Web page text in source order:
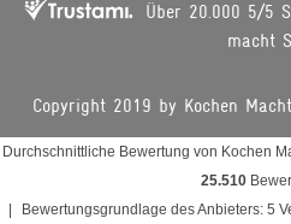
Über 20.000 5/5
macht
Copyright 2019 by Kochen
Durchschnittliche Bewertung von Kochen
25.510
Bewertungsgrundlage des Anbieters: 5